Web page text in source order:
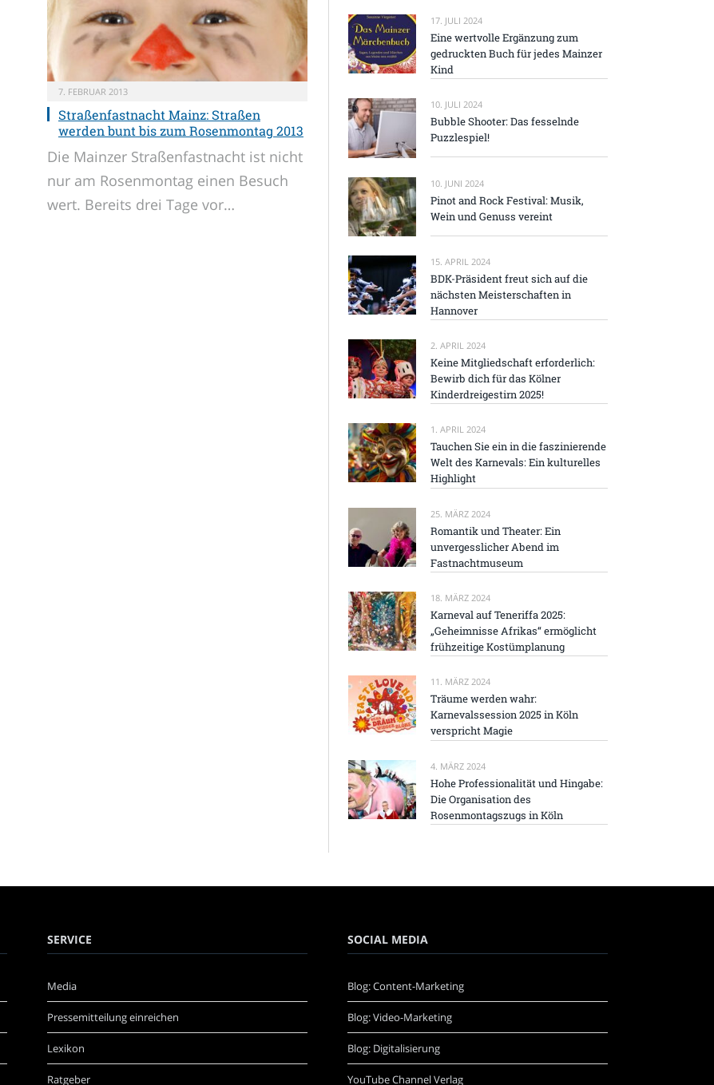
7. FEBRUAR 2013
Straßenfastnacht Mainz: Straßen
werden bunt bis zum Rosenmontag 2013
Die Mainzer Straßenfastnacht ist nicht
nur am Rosenmontag einen Besuch
wert. Bereits drei Tage vor…
17. JULI 2024
Eine wertvolle Ergänzung zum
gedruckten Buch für jedes Mainzer
Kind
10. JULI 2024
Bubble Shooter: Das fesselnde
Puzzlespiel!
10. JUNI 2024
Pinot and Rock Festival: Musik,
Wein und Genuss vereint
15. APRIL 2024
BDK-Präsident freut sich auf die
nächsten Meisterschaften in
Hannover
2. APRIL 2024
Keine Mitgliedschaft erforderlich:
Bewirb dich für das Kölner
Kinderdreigestirn 2025!
1. APRIL 2024
Tauchen Sie ein in die faszinierende
Welt des Karnevals: Ein kulturelles
Highlight
25. MÄRZ 2024
Romantik und Theater: Ein
unvergesslicher Abend im
Fastnachtmuseum
18. MÄRZ 2024
Karneval auf Teneriffa 2025:
„Geheimnisse Afrikas“ ermöglicht
frühzeitige Kostümplanung
11. MÄRZ 2024
Träume werden wahr:
Karnevalssession 2025 in Köln
verspricht Magie
4. MÄRZ 2024
Hohe Professionalität und Hingabe:
Die Organisation des
Rosenmontagszugs in Köln
SERVICE
Media
Pressemitteilung einreichen
Lexikon
Ratgeber
SOCIAL MEDIA
Blog: Content-Marketing
Blog: Video-Marketing
Blog: Digitalisierung
YouTube Channel Verlag